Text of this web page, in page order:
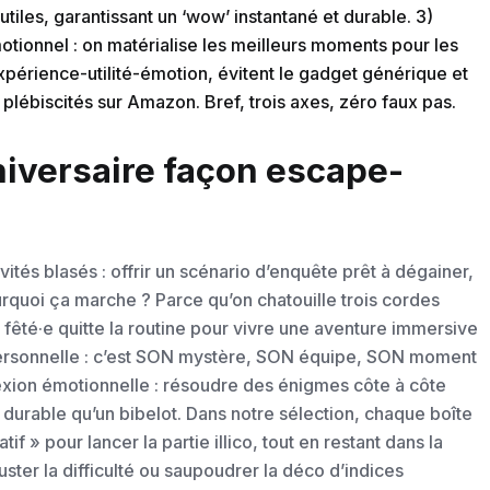
garantissant un ‘wow’ instantané et durable. 3)
: on matérialise les meilleurs moments pour les
utilité-émotion, évitent le gadget générique et
sur Amazon. Bref, trois axes, zéro faux pas.
façon escape-
blasés : offrir un scénario d’enquête prêt à dégainer,
ça marche ? Parce qu’on chatouille trois cordes
quitte la routine pour vivre une aventure immersive
: c’est SON mystère, SON équipe, SON moment
émotionnelle : résoudre des énigmes côte à côte
qu’un bibelot. Dans notre sélection, chaque boîte
» pour lancer la partie illico, tout en restant dans la
la difficulté ou saupoudrer la déco d’indices